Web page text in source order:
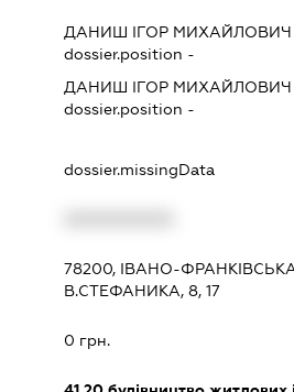
ДАНИШ ІГОР МИХАЙЛОВИЧ
dossier.position -
ДАНИШ ІГОР МИХАЙЛОВИЧ
dossier.position -
dossier.missingData
78200, ІВАНО-
В.СТЕФАНИКА, 8, 17
0 грн.